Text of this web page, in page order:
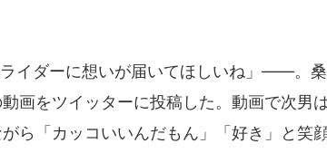
イダーに想いが届いてほしいね」――。
画をツイッターに投稿した。動画で次男
がら「カッコいいんだもん」「好き」と笑